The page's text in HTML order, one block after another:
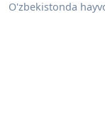
O'zbekistonda